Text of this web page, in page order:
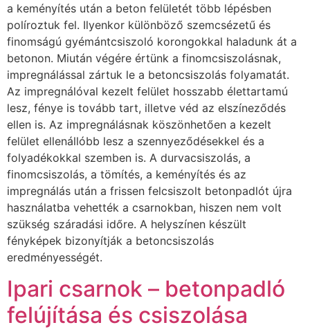
a keményítés után a beton felületét több lépésben
políroztuk fel. Ilyenkor különböző szemcsézetű és
finomságú gyémántcsiszoló korongokkal haladunk át a
betonon. Miután végére értünk a finomcsiszolásnak,
impregnálással zártuk le a betoncsiszolás folyamatát.
Az impregnálóval kezelt felület hosszabb élettartamú
lesz, fénye is tovább tart, illetve véd az elszíneződés
ellen is. Az impregnálásnak köszönhetően a kezelt
felület ellenállóbb lesz a szennyeződésekkel és a
folyadékokkal szemben is. A durvacsiszolás, a
finomcsiszolás, a tömítés, a keményítés és az
impregnálás után a frissen felcsiszolt betonpadlót újra
használatba vehették a csarnokban, hiszen nem volt
szükség száradási időre. A helyszínen készült
fényképek bizonyítják a betoncsiszolás
eredményességét.
Ipari csarnok – betonpadló
felújítása és csiszolása